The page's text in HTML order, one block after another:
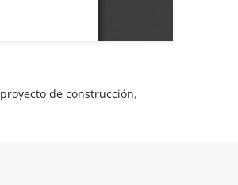
proyecto de construcción,